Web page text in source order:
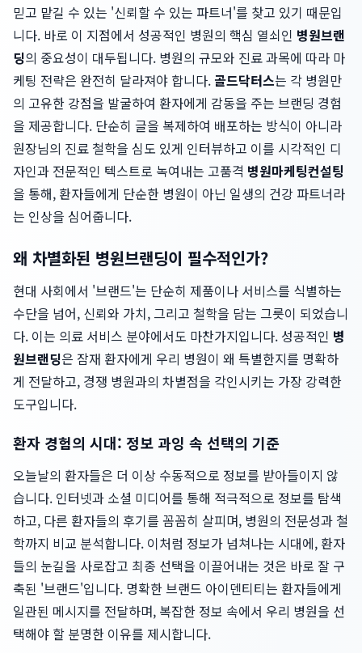
믿고 맡길 수 있는 '신뢰할 수 있는 파트너'를 찾고 있기 때문입
니다. 바로 이 지점에서 성공적인 병원의 핵심 열쇠인 병원브랜
딩의 중요성이 대두됩니다. 병원의 규모와 진료 과목에 따라 마
케팅 전략은 완전히 달라져야 합니다. 골드닥터스는 각 병원만
의 고유한 강점을 발굴하여 환자에게 감동을 주는 브랜딩 경험
을 제공합니다. 단순히 글을 복제하여 배포하는 방식이 아니라
원장님의 진료 철학을 심도 있게 인터뷰하고 이를 시각적인 디
자인과 전문적인 텍스트로 녹여내는 고품격 병원마케팅컨설팅
을 통해, 환자들에게 단순한 병원이 아닌 일생의 건강 파트너라
는 인상을 심어줍니다.
왜 차별화된 병원브랜딩이 필수적인가?
현대 사회에서 '브랜드'는 단순히 제품이나 서비스를 식별하는
수단을 넘어, 신뢰와 가치, 그리고 철학을 담는 그릇이 되었습니
다. 이는 의료 서비스 분야에서도 마찬가지입니다. 성공적인 병
원브랜딩은 잠재 환자에게 우리 병원이 왜 특별한지를 명확하
게 전달하고, 경쟁 병원과의 차별점을 각인시키는 가장 강력한
도구입니다.
환자 경험의 시대: 정보 과잉 속 선택의 기준
오늘날의 환자들은 더 이상 수동적으로 정보를 받아들이지 않
습니다. 인터넷과 소셜 미디어를 통해 적극적으로 정보를 탐색
하고, 다른 환자들의 후기를 꼼꼼히 살피며, 병원의 전문성과 철
학까지 비교 분석합니다. 이처럼 정보가 넘쳐나는 시대에, 환자
들의 눈길을 사로잡고 최종 선택을 이끌어내는 것은 바로 잘 구
축된 '브랜드'입니다. 명확한 브랜드 아이덴티티는 환자들에게
일관된 메시지를 전달하며, 복잡한 정보 속에서 우리 병원을 선
택해야 할 분명한 이유를 제시합니다.